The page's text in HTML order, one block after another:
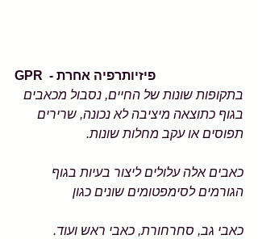
GPR  - פיזיותרפיה אחרת
בתקופות שונות של החיים, נסבול מכאבים
בגוף כתוצאה מיציבה לא נכונה, שרירים
תפוסים או עקב מחלות שונות.
כאבים אלה עלולים ליצור בעיות בגוף
הגורמים לסימפטומים שונים כגון
כאבי גב, סחרחורת, כאבי ראש ועוד.